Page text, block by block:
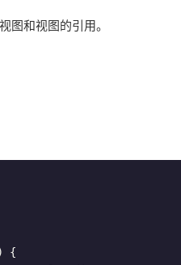
图和视图的引用。
{